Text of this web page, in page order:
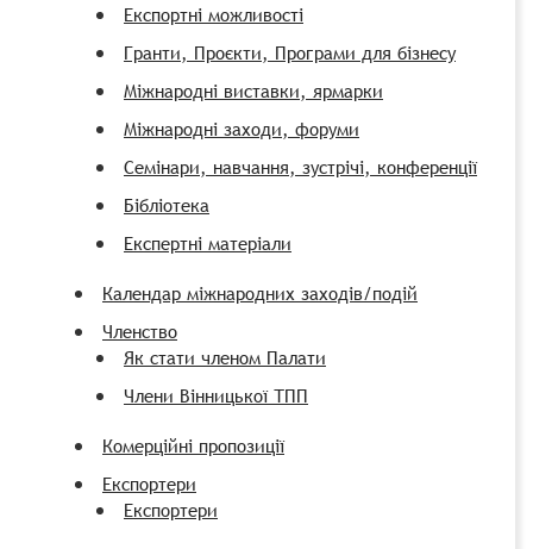
Експортні можливості
Гранти, Проєкти, Програми для бізнесу
Міжнародні виставки, ярмарки
Міжнародні заходи, форуми
Семінари, навчання, зустрічі, конференції
Бібліотека
Експертні матеріали
Календар міжнародних заходів/подій
Членство
Як стати членом Палати
Члени Вінницької ТПП
Комерційні пропозиції
Експортери
Експортери